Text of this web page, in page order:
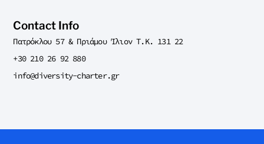
Contact Info
Πατρόκλου 57 & Πριάμου Ίλιον T.K. 131 22
+30 210 26 92 880
info@diversity-charter.gr